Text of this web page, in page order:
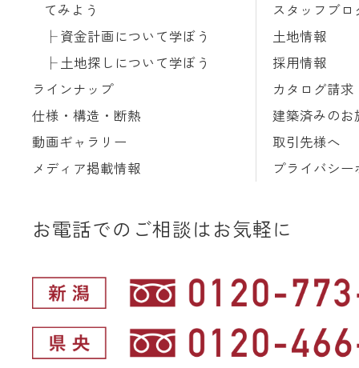
てみよう
資金計画について学ぼう
土地探しについて学ぼう
ラインナップ
仕様・構造・断熱
動画ギャラリー
メディア掲載情報
スタッフブロ
土地情報
採用情報
カタログ請求
建築済みのお
取引先様へ
プライバシー
お電話でのご相談はお気軽に